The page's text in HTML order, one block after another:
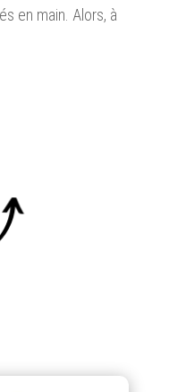
en main. Alors, à